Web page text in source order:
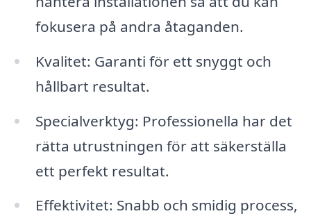
fokusera på andra åtaganden.
Kvalitet: Garanti för ett snyggt och
hållbart resultat.
Specialverktyg: Professionella har det
rätta utrustningen för att säkerställa
ett perfekt resultat.
Effektivitet: Snabb och smidig process,